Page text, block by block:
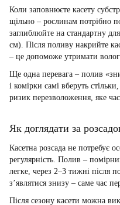
Коли заповнюєте касету
щільно – рослинам потрібно
заглиблюйте на стандартну
см). Після поливу накрийте
– це допоможе утримати
Ще одна перевага – полив
і комірки самі вберуть
ризик перезволоження, яке
Як доглядати за
Касетна розсада не потребує
регулярність. Полив –
легке, через 2–3 тижні після
з’являтися знизу – саме час
Після сезону касети можна